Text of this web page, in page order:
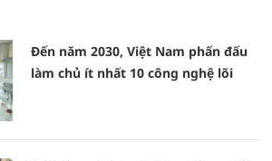
Đến năm 2030, Việt Nam phấn đấu
làm chủ ít nhất 10 công nghệ lõi